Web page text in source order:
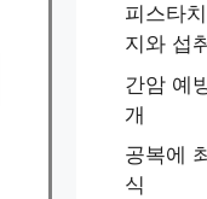
피스타
지와 섭
간암 예
개
공복에
식